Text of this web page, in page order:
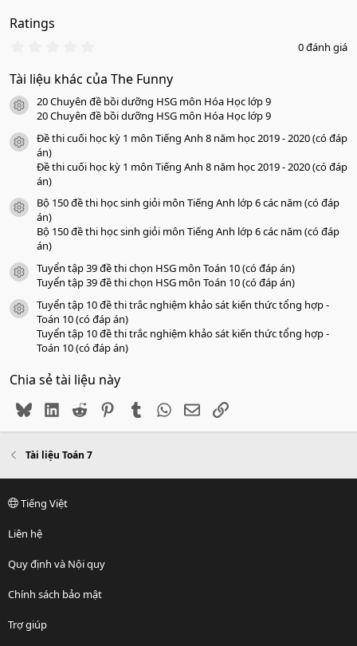
Ratings
0
0
s
a
o
0 đánh giá
Tài liệu khác của The Funny
icon tài liệu
20 Chuyên đề bồi dưỡng HSG môn Hóa Học lớp 9
20 Chuyên đề bồi dưỡng HSG môn Hóa Học lớp 9
icon tài liệu
Đề thi cuối học kỳ 1 môn Tiếng Anh 8 năm học 2019 - 2020 (có đáp
án)
Đề thi cuối học kỳ 1 môn Tiếng Anh 8 năm học 2019 - 2020 (có đáp
án)
icon tài liệu
Bộ 150 đề thi học sinh giỏi môn Tiếng Anh lớp 6 các năm (có đáp
án)
Bộ 150 đề thi học sinh giỏi môn Tiếng Anh lớp 6 các năm (có đáp
án)
icon tài liệu
Tuyển tập 39 đề thi chọn HSG môn Toán 10 (có đáp án)
Tuyển tập 39 đề thi chọn HSG môn Toán 10 (có đáp án)
icon tài liệu
Tuyển tập 10 đề thi trắc nghiệm khảo sát kiến thức tổng hợp -
Toán 10 (có đáp án)
Tuyển tập 10 đề thi trắc nghiệm khảo sát kiến thức tổng hợp -
Toán 10 (có đáp án)
Chia sẻ tài liệu này
BlueskyLinkedIn
Reddit PinterestTumblr WhatsApp
EmailLink
Tài liệu Toán 7
Tiếng Việt
Liên hệ
Quy định và Nội quy
Chính sách bảo mật
Trợ giúp